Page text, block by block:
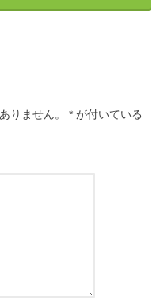
りません。 * が付いている